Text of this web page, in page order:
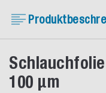
Schlauchfolie
100 µm